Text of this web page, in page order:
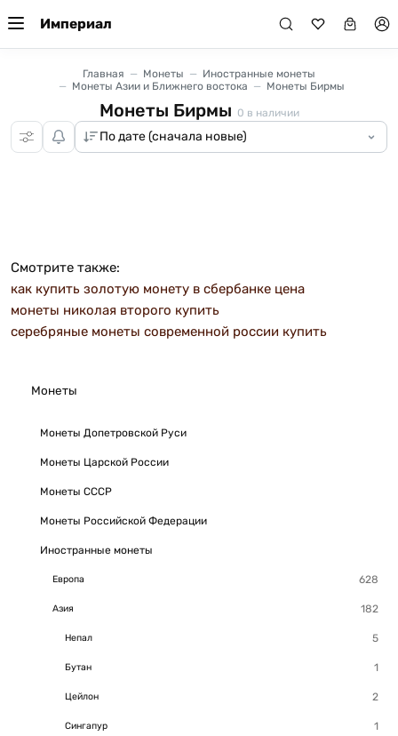
Империал
Монеты
Монеты Допетровской Руси
Монеты Царской России
Монеты СССР
Монеты Российской Федерации
Иностранные монеты
Европа
Азия
Непал
Бутан
Цейлон
Сингапур
Главная Монеты
Иностранные монеты
Монеты Азии и Ближнего востока
Монеты Бирмы
Монеты Бирмы 0 в наличии
Смотрите также:
как купить золотую монету в сбербанке цена
монеты николая второго купить
серебряные монеты современной россии купить